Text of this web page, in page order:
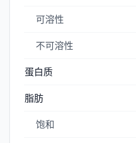
可溶性
不可溶性
蛋白质
脂肪
饱和